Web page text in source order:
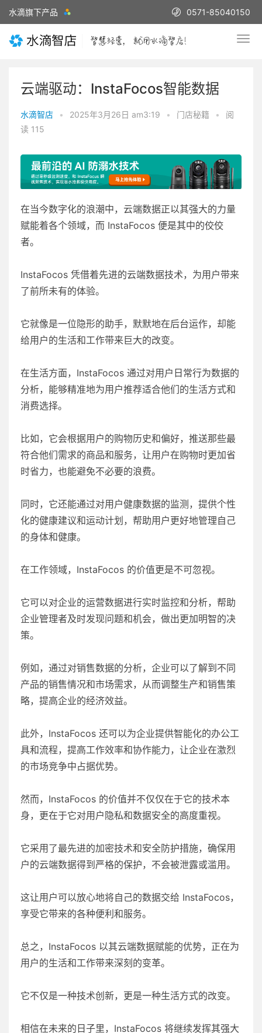
水滴旗下产品 0571-85040150
云端驱动：InstaFocos智能数据
水滴智店 • 2025年3月26日 am3:19 • 门店秘籍 •
阅
读 115
在当今数字化的浪潮中，云端数据正以其强大的力量
赋能着各个领域，而 InstaFocos 便是其中的佼佼
者。
InstaFocos 凭借着先进的云端数据技术，为用户带来
了前所未有的体验。
它就像是一位隐形的助手，默默地在后台运作，却能
给用户的生活和工作带来巨大的改变。
在生活方面，InstaFocos 通过对用户日常行为数据的
分析，能够精准地为用户推荐适合他们的生活方式和
消费选择。
比如，它会根据用户的购物历史和偏好，推送那些最
符合他们需求的商品和服务，让用户在购物时更加省
时省力，也能避免不必要的浪费。
同时，它还能通过对用户健康数据的监测，提供个性
化的健康建议和运动计划，帮助用户更好地管理自己
的身体和健康。
在工作领域，InstaFocos 的价值更是不可忽视。
它可以对企业的运营数据进行实时监控和分析，帮助
企业管理者及时发现问题和机会，做出更加明智的决
策。
例如，通过对销售数据的分析，企业可以了解到不同
产品的销售情况和市场需求，从而调整生产和销售策
略，提高企业的经济效益。
此外，InstaFocos 还可以为企业提供智能化的办公工
具和流程，提高工作效率和协作能力，让企业在激烈
的市场竞争中占据优势。
然而，InstaFocos 的价值并不仅仅在于它的技术本
身，更在于它对用户隐私和数据安全的高度重视。
它采用了最先进的加密技术和安全防护措施，确保用
户的云端数据得到严格的保护，不会被泄露或滥用。
这让用户可以放心地将自己的数据交给 InstaFocos，
享受它带来的各种便利和服务。
总之，InstaFocos 以其云端数据赋能的优势，正在为
用户的生活和工作带来深刻的变革。
它不仅是一种技术创新，更是一种生活方式的改变。
相信在未来的日子里，InstaFocos 将继续发挥其强大